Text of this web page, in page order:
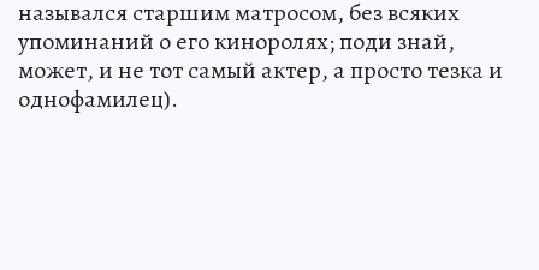
назывался старшим матросом, без всяких
упоминаний о его киноролях; поди знай,
может, и не тот самый актер, а просто тезка и
однофамилец).